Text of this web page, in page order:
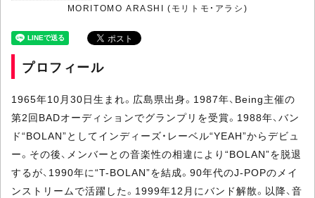
MORITOMO ARASHI (モリトモ・アラシ)
プロフィール
1965年10月30日生まれ。広島県出身。1987年、Being主催の
第2回BADオーディションでグランプリを受賞。1988年、バン
ド“BOLAN”としてインディーズ・レーベル“YEAH”からデビュ
ー。その後、メンバーとの音楽性の相違により“BOLAN”を脱退
するが、1990年に“T-BOLAN”を結成。90年代のJ-POPのメイ
ンストリームで活躍した。1999年12月にバンド解散。以降、音